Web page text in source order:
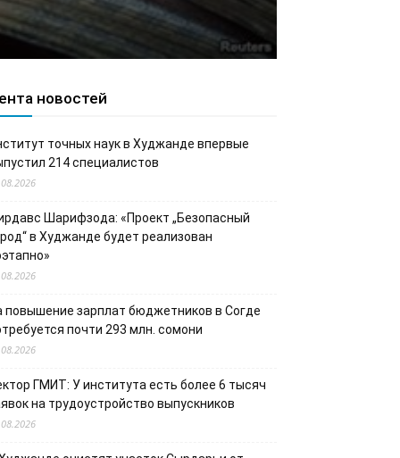
новостей
точных наук в Худжанде впервые
214 специалистов
Шарифзода: «Проект „Безопасный
в Худжанде будет реализован
повышение зарплат бюджетников в Согде
почти 293 млн. сомони
ГМИТ: У института есть более 6 тысяч
на трудоустройство выпускников